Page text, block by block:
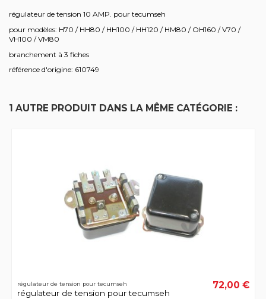
régulateur de tension 10 AMP. pour tecumseh
pour modèles: H70 / HH80 / HH100 / HH120 / HM80 / OH160 / V70 /
VH100 / VM80
branchement à 3 fiches
référence d'origine: 610749
1 AUTRE PRODUIT DANS LA MÊME CATÉGORIE :
régulateur de tension pour tecumseh
régulateur de tension pour tecumseh
72,00 €